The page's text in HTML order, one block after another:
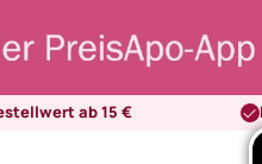
ab 15 €